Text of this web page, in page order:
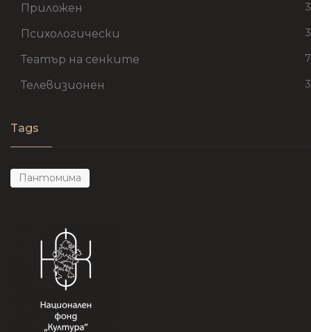
Приложен 3
Психологически 3
Театър на сенките 7
Телевизионен 3
Tags
Пантомима